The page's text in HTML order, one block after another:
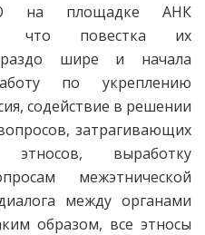
на площадке АНК
что повестка их
шире и начала
по укреп­лению
содействие в решении
затрагивающих
выработку
межэтнической
между органами
образом, все этносы